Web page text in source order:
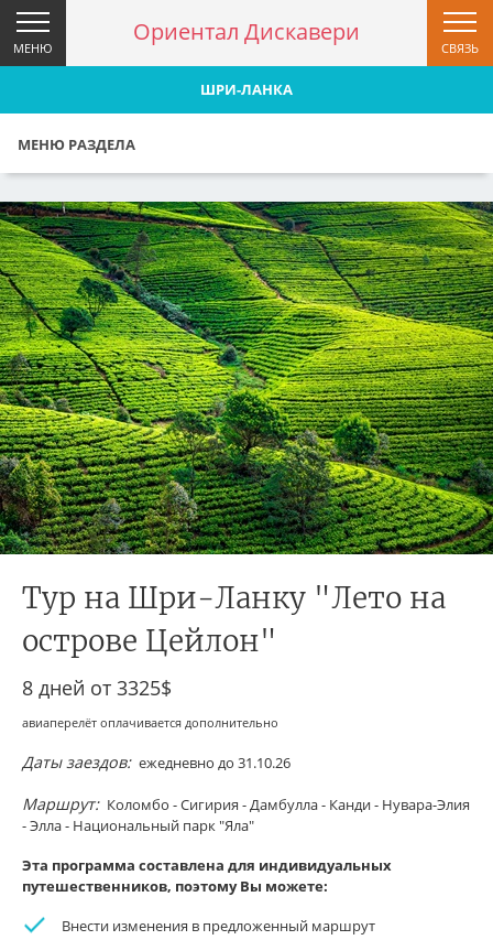
ШРИ-ЛАНКА
МЕНЮ РАЗДЕЛА
Тур на Шри-Ланку "Лето на
острове Цейлон"
8 дней от 3325$
авиаперелёт оплачивается дополнительно
Даты заездов: ежедневно до 31.10.26
Маршрут: Коломбо - Сигирия - Дамбулла - Канди - Нувара-Элия
- Элла - Национальный парк "Яла"
Эта программа составлена для индивидуальных
путешественников, поэтому Вы можете:
Внести изменения в предложенный маршрут
МЕНЮ СВЯЗЬ
Ориентал Дискавери